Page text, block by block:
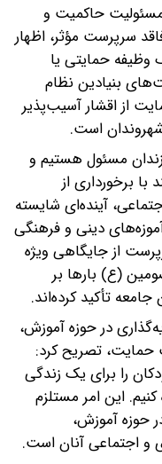
مسئولیت حاکمیت و
سرپرست مؤثر، اظهار
حمایتی یا
بنیادین نظام
از اقشار آسیب‌پذیر
است.
مسئول هستیم و
با برخورداری از
آینده‌ای شایسته
آموزه‌های دینی و فرهنگی
از جایگاهی ویژه
(ع) بارها بر
تأکید کرده‌اند.
در حوزه آموزش،
حمایت، تصریح کرد:
را برای یک زندگی
این امر مستلزم
حوزه آموزش،
و اجتماعی آنان است.